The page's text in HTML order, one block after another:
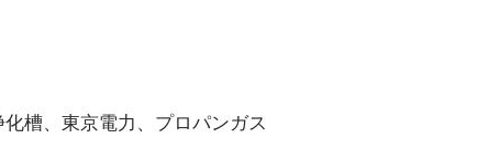
槽、東京電力、プロパンガス